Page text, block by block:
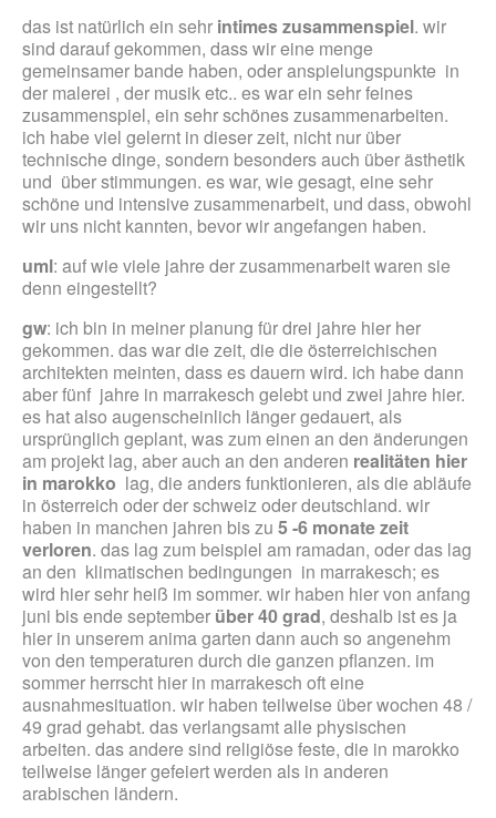
das ist natürlich ein sehr intimes zusammenspiel. wir
sind darauf gekommen, dass wir eine menge
gemeinsamer bande haben, oder anspielungspunkte in
der malerei , der musik etc.. es war ein sehr feines
zusammenspiel, ein sehr schönes zusammenarbeiten.
ich habe viel gelernt in dieser zeit, nicht nur über
technische dinge, sondern besonders auch über ästhetik
und über stimmungen. es war, wie gesagt, eine sehr
schöne und intensive zusammenarbeit, und dass, obwohl
wir uns nicht kannten, bevor wir angefangen haben.
uml: auf wie viele jahre der zusammenarbeit waren sie
denn eingestellt?
gw: ich bin in meiner planung für drei jahre hier her
gekommen. das war die zeit, die die österreichischen
architekten meinten, dass es dauern wird. ich habe dann
aber fünf jahre in marrakesch gelebt und zwei jahre hier.
es hat also augenscheinlich länger gedauert, als
ursprünglich geplant, was zum einen an den änderungen
am projekt lag, aber auch an den anderen realitäten hier
in marokko lag, die anders funktionieren, als die abläufe
in österreich oder der schweiz oder deutschland. wir
haben in manchen jahren bis zu 5 -6 monate zeit
verloren. das lag zum beispiel am ramadan, oder das lag
an den klimatischen bedingungen in marrakesch; es
wird hier sehr heiß im sommer. wir haben hier von anfang
juni bis ende september über 40 grad, deshalb ist es ja
hier in unserem anima garten dann auch so angenehm
von den temperaturen durch die ganzen pflanzen. im
sommer herrscht hier in marrakesch oft eine
ausnahmesituation. wir haben teilweise über wochen 48 /
49 grad gehabt. das verlangsamt alle physischen
arbeiten. das andere sind religiöse feste, die in marokko
teilweise länger gefeiert werden als in anderen
arabischen ländern.